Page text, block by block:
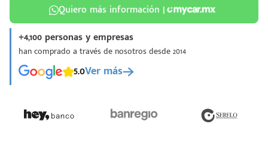
Quiero más información |
+4,100 personas y empresas
han comprado a través de nosotros desde 2014
5.0Ver más
¡Espera!
enviar tu cotización
conozcas nuestro